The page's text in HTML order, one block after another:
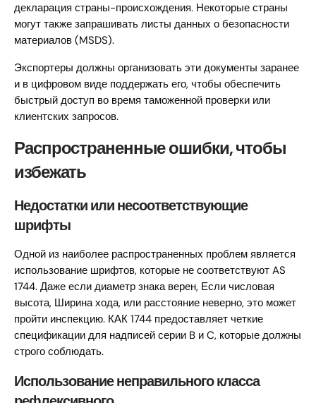
декларация страны-происхождения. Некоторые страны
могут также запрашивать листы данных о безопасности
материалов (MSDS).
Экспортеры должны организовать эти документы заранее
и в цифровом виде поддержать его, чтобы обеспечить
быстрый доступ во время таможенной проверки или
клиентских запросов.
Распространенные ошибки, чтобы
избежать
Недостатки или несоответствующие
шрифты
Одной из наиболее распространенных проблем является
использование шрифтов, которые не соответствуют AS
1744. Даже если диаметр знака верен, Если числовая
высота, Ширина хода, или расстояние неверно, это может
пройти инспекцию. КАК 1744 предоставляет четкие
спецификации для надписей серии B и C, которые должны
строго соблюдать.
Использование неправильного класса